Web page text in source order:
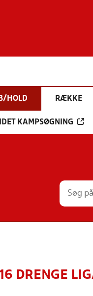
HOLD RÆKKE
KAMPSØGNING
DRENGE